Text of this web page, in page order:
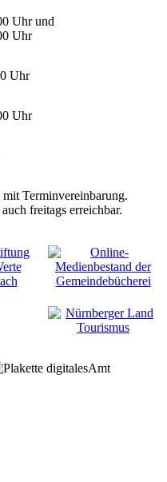
Uhr und
Uhr
Uhr
Uhr
Terminvereinbarung.
freitags erreichbar.